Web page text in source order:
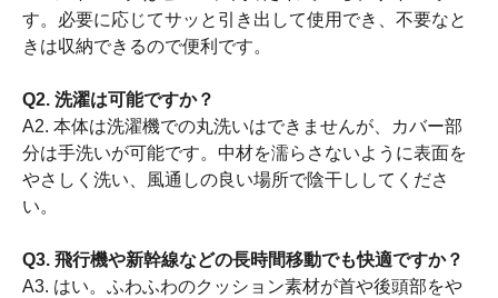
す。必要に応じてサッと引き出して使用でき、不要なと
きは収納できるので便利です。
Q2. 洗濯は可能ですか？
A2. 本体は洗濯機での丸洗いはできませんが、カバー部
分は手洗いが可能です。中材を濡らさないように表面を
やさしく洗い、風通しの良い場所で陰干ししてくださ
い。
Q3. 飛行機や新幹線などの長時間移動でも快適ですか？
A3. はい。ふわふわのクッション素材が首や後頭部をや